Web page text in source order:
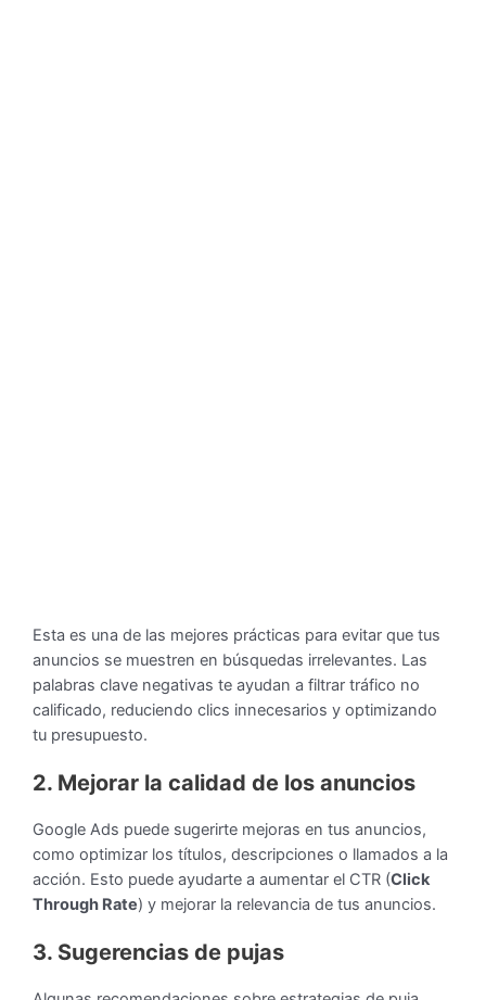
Esta es una de las mejores prácticas para evitar que tus
anuncios se muestren en búsquedas irrelevantes. Las
palabras clave negativas te ayudan a filtrar tráfico no
calificado, reduciendo clics innecesarios y optimizando
tu presupuesto.
2. Mejorar la calidad de los anuncios
Google Ads puede sugerirte mejoras en tus anuncios,
como optimizar los títulos, descripciones o llamados a la
acción. Esto puede ayudarte a aumentar el CTR (Click
Through Rate) y mejorar la relevancia de tus anuncios.
3. Sugerencias de pujas